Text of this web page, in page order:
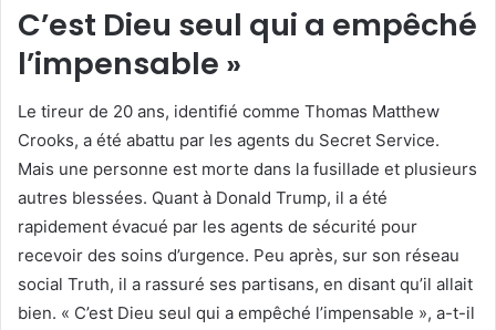
C’est Dieu seul qui a empêché
l’impensable »
Le tireur de 20 ans, identifié comme Thomas Matthew
Crooks, a été abattu par les agents du Secret Service.
Mais une personne est morte dans la fusillade et plusieurs
autres blessées. Quant à Donald Trump, il a été
rapidement évacué par les agents de sécurité pour
recevoir des soins d’urgence. Peu après, sur son réseau
social Truth, il a rassuré ses partisans, en disant qu’il allait
bien. « C’est Dieu seul qui a empêché l’impensable », a-t-il